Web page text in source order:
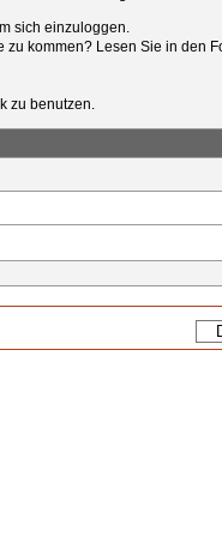
sich einzuloggen.
kommen? Lesen Sie in den
zu benutzen.